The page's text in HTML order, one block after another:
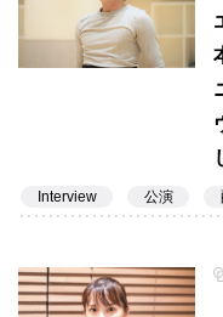
Interview 公演